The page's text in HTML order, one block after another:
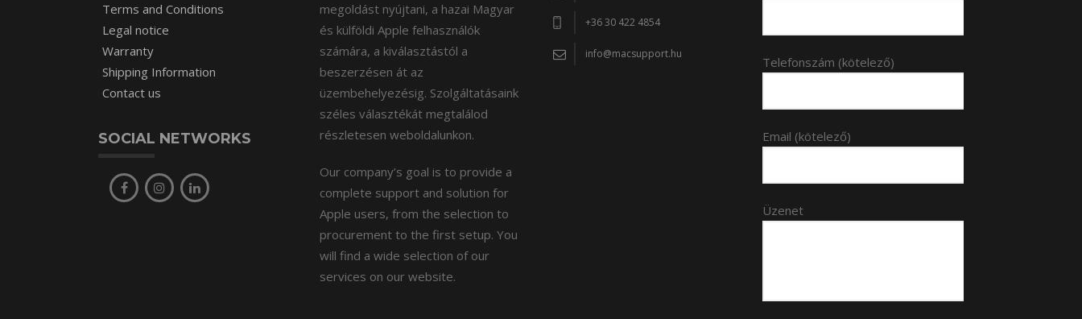
Terms and Conditions
Legal notice
Warranty
Shipping Information
Contact us
SOCIAL NETWORKS
megoldást nyújtani, a hazai Magyar
és külföldi Apple felhasználók
számára, a kiválasztástól a
beszerzésen át az
üzembehelyezésig. Szolgáltatásaink
széles választékát megtalálod
részletesen weboldalunkon.
Our company’s goal is to provide a
complete support and solution for
Apple users, from the selection to
procurement to the first setup. You
will find a wide selection of our
services on our website.
+36 30 422 4854
info@macsupport.hu
Telefonszám (kötelező)
Email (kötelező)
Üzenet